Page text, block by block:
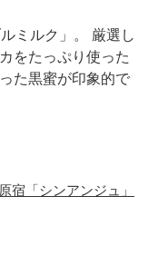
ミルク」。 厳選し
をたっぷり使った
た黒蜜が印象的で
宿「シンアンジュ」